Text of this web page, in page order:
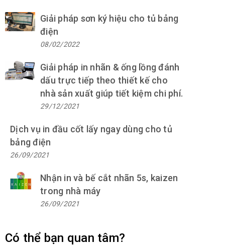
Giải pháp sơn ký hiệu cho tủ bảng
điện
08/02/2022
Giải pháp in nhãn & ống lồng đánh
dấu trực tiếp theo thiết kế cho
nhà sản xuất giúp tiết kiệm chi phí.
29/12/2021
Dịch vụ in đầu cốt lấy ngay dùng cho tủ
bảng điện
26/09/2021
Nhận in và bế cắt nhãn 5s, kaizen
trong nhà máy
26/09/2021
Có thể bạn quan tâm?